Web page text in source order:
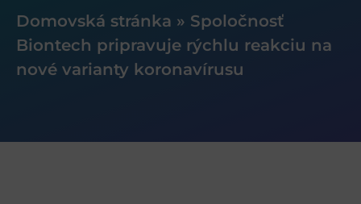
Domovská stránka » Spoločnosť
Biontech pripravuje rýchlu reakciu na
nové varianty koronavírusu